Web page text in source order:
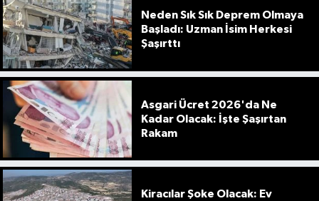
Neden Sık Sık Deprem Olmaya
Başladı: Uzman İsim Herkesi
Şaşırttı
Asgari Ücret 2026'da Ne
Kadar Olacak: İşte Şaşırtan
Rakam
Kiracılar Şoke Olacak: Ev